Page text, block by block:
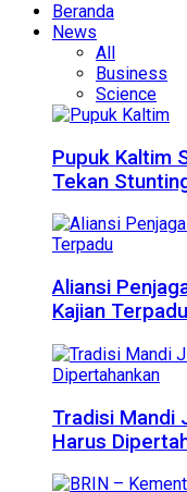
Beranda
News
All
Business
Science
Pupuk Kaltim
Tekan
Aliansi
Kajian Terpadu
Tradisi Mandi
Harus